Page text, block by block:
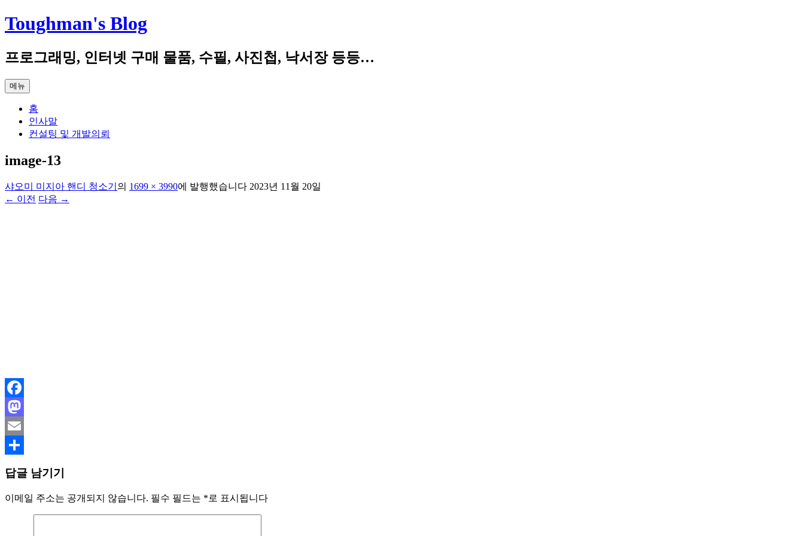
컨
텐
로
너
뛰
Toughman's Blog
프로그래밍, 인터넷 구매 물품, 수필, 사진첩, 낙서장 등등…
메뉴
홈
인사말
컨설팅 및 개발의뢰
image-13
샤오미 미지아 핸디 청소기 의 1699 × 3990에 발행했습니다 2023년 11월 20일
← 이전 다음 →
Facebook
Mastodon
Email
답글 남기기
이메일 주소는 공개되지 않습니다. 필수 필드는 *로 표시됩니다